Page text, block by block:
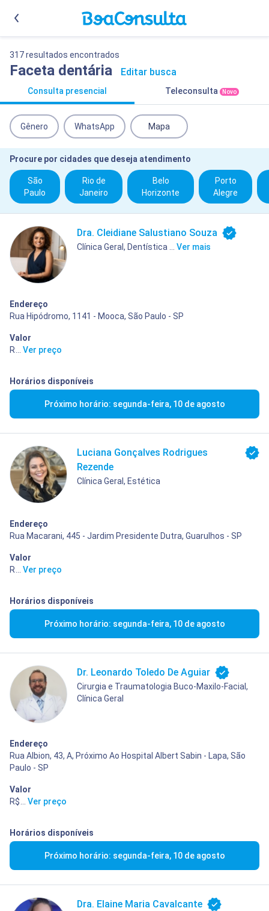
317 resultados encontrados
Faceta dentária Editar busca
Consulta presencial Teleconsulta Novo
Gênero WhatsApp Mapa
Procure por cidades que deseja atendimento
São
Paulo
Rio de
Janeiro
Belo
Horizonte
Porto
Alegre
Dra. Cleidiane Salustiano Souza
Clínica Geral, Dentística ... Ver mais
Endereço
Rua Hipódromo, 1141 - Mooca, São Paulo - SP
Valor
R$ 10,00
Ver preço
Horários disponíveis
Próximo horário: segunda-feira, 10 de agosto
Luciana Gonçalves Rodrigues
Rezende
Clínica Geral, Estética
Endereço
Rua Macarani, 445 - Jardim Presidente Dutra, Guarulhos - SP
Valor
R$ 90,00
Ver preço
Horários disponíveis
Próximo horário: segunda-feira, 10 de agosto
Dr. Leonardo Toledo De Aguiar
Cirurgia e Traumatologia Buco-Maxilo-Facial,
Clínica Geral
Endereço
Rua Albion, 43, A, Próximo Ao Hospital Albert Sabin - Lapa, São
Paulo - SP
Valor
R$ 300,00
Ver preço
Horários disponíveis
Próximo horário: segunda-feira, 10 de agosto
Dra. Elaine Maria Cavalcante